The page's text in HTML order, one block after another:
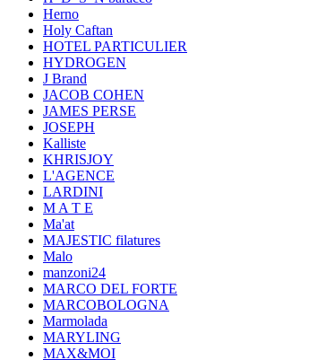
Herno
Holy Caftan
HOTEL PARTICULIER
HYDROGEN
J Brand
JACOB COHEN
JAMES PERSE
JOSEPH
Kalliste
KHRISJOY
L'AGENCE
LARDINI
M A T E
Ma'at
MAJESTIC filatures
Malo
manzoni24
MARCO DEL FORTE
MARCOBOLOGNA
Marmolada
MARYLING
MAX&MOI